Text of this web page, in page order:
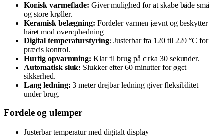
Konisk varmeflade: Giver mulighed for at skabe både små
og store krøller.
Keramisk belægning: Fordeler varmen jævnt og beskytter
håret mod overophedning.
Digital temperaturstyring: Justerbar fra 120 til 220 °C for
præcis kontrol.
Hurtig opvarmning: Klar til brug på cirka 30 sekunder.
Automatisk sluk: Slukker efter 60 minutter for øget
sikkerhed.
Lang ledning: 3 meter drejbar ledning giver fleksibilitet
under brug.
Fordele og ulemper
Justerbar temperatur med digitalt display